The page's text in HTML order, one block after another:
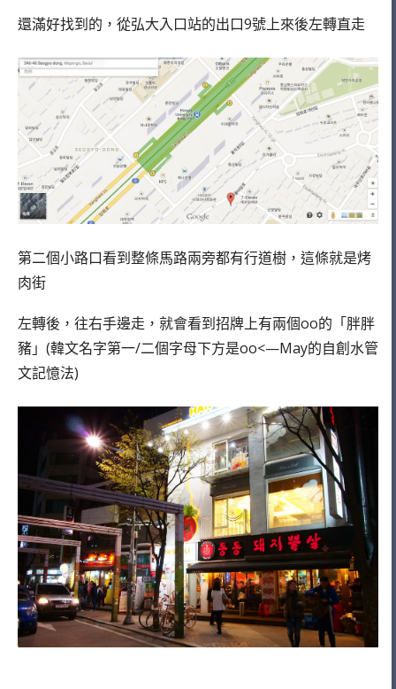
還滿好找到的，從弘大入口站的出口9號上來後左轉直走
第二個小路口看到整條馬路兩旁都有行道樹，這條就是烤
肉街
左轉後，往右手邊走，就會看到招牌上有兩個oo的「胖胖
豬」(韓文名字第一/二個字母下方是oo<—May的自創水管
文記憶法)